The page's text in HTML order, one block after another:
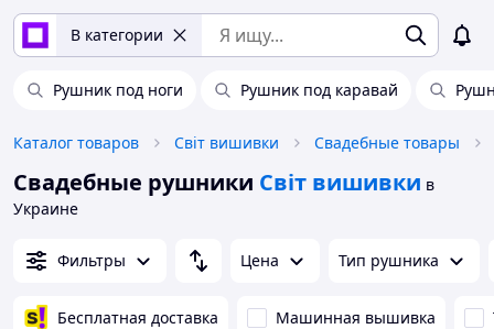
В категории
Рушник под ноги Рушник под каравай
Каталог товаров Світ вишивки Свадебные товары
Свадебные рушники Світ вишивки в
Украине
Фильтры Цена Тип рушника
Бесплатная доставка Машинная вышивка